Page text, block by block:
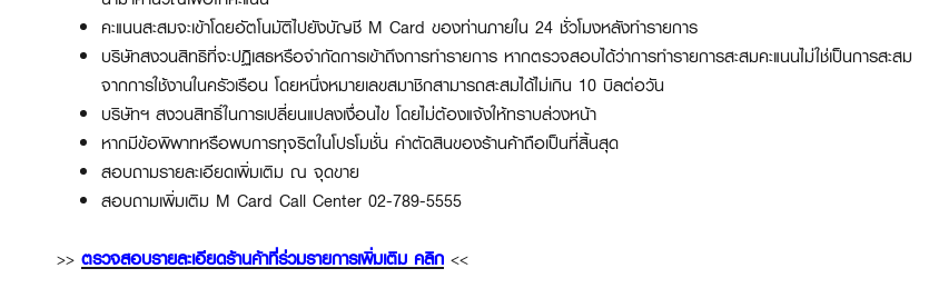
คะแนนสะสมจะเข้าโดยอัตโนมัติไปยังบัญชี M Card ของท่านภายใน 24 ชั่วโมงหลังทำรายการ
บริษัทสงวนสิทธิที่จะปฏิเสธหรือจำกัดการเข้าถึงการทำรายการ หากตรวจสอบได้ว่าการทำรายการสะสมคะแนนไม่ใช่เป็นการสะสม
จากการใช้งานในครัวเรือน โดยหนึ่งหมายเลขสมาชิกสามารถสะสมได้ไม่เกิน 10 บิลต่อวัน
บริษัทฯ สงวนสิทธิ์ในการเปลี่ยนแปลงเงื่อนไข โดยไม่ต้องแจ้งให้ทราบล่วงหน้า
หากมีข้อพิพาทหรือพบการทุจริตในโปรโมชั่น คำตัดสินของร้านค้าถือเป็นที่สิ้นสุด
สอบถามรายละเอียดเพิ่มเติม ณ จุดขาย
สอบถามเพิ่มเติม M Card Call Center 02-789-5555
>> ตรวจสอบรายละเอียดร้านค้าที่ร่วมรายการเพิ่มเติม คลิก <<